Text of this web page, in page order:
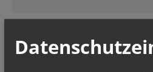
Ich habe dieInformationen zum